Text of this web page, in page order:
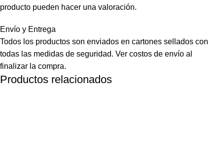
producto pueden hacer una valoración.
Envío y Entrega
Todos los productos son enviados en cartones sellados con
todas las medidas de seguridad. Ver costos de envío al
finalizar la compra.
Productos relacionados